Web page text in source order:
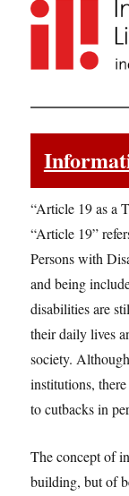
“Article 19 as a
“Article 19”
Persons with
and being
disabilities are
their daily lives
society.
institutions,
to cutbacks in
The concept of
building, but of